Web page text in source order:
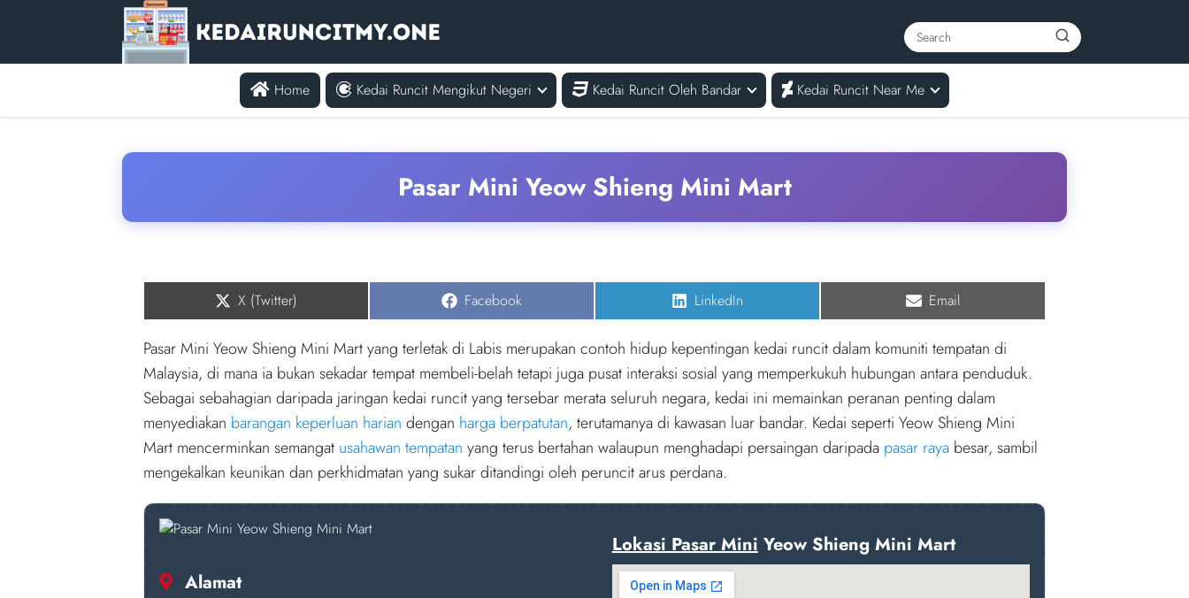
Home Kedai Runcit Mengikut Negeri Kedai Runcit Oleh Bandar Kedai Runcit Near Me
Pasar Mini Yeow Shieng Mini Mart
Share
X (Twitter) Share
Facebook Share
LinkedIn Share
Email
Pasar Mini Yeow Shieng Mini Mart yang terletak di Labis merupakan contoh hidup kepentingan kedai runcit dalam komuniti tempatan di
Malaysia, di mana ia bukan sekadar tempat membeli-belah tetapi juga pusat interaksi sosial yang memperkukuh hubungan antara penduduk.
Sebagai sebahagian daripada jaringan kedai runcit yang tersebar merata seluruh negara, kedai ini memainkan peranan penting dalam
menyediakan barangan keperluan harian dengan harga berpatutan, terutamanya di kawasan luar bandar. Kedai seperti Yeow Shieng Mini
Mart mencerminkan semangat usahawan tempatan yang terus bertahan walaupun menghadapi persaingan daripada pasar raya besar, sambil
mengekalkan keunikan dan perkhidmatan yang sukar ditandingi oleh peruncit arus perdana.
Alamat
Lokasi Pasar MiniYeow Shieng Mini Mart